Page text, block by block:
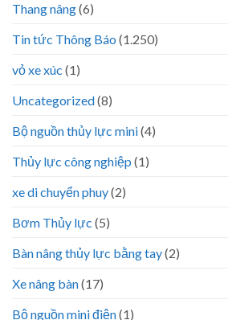
Thang nâng(6)
Tin tức Thông Báo (1.250)
vỏ xe xúc (1)
Uncategorized(8)
Bộ nguồn thủy lực mini(4)
Thủy lực công nghiệp (1)
xe di chuyển phuy(2)
Bơm Thủy lực (5)
Bàn nâng thủy lực bằng tay(2)
Xe nâng bàn(17)
Bộ nguồn mini điện(1)